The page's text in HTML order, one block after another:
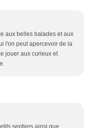
aux belles balades et aux
l'on peut apercevoir de la
jouer aux curieux et
sentiers ainsi que